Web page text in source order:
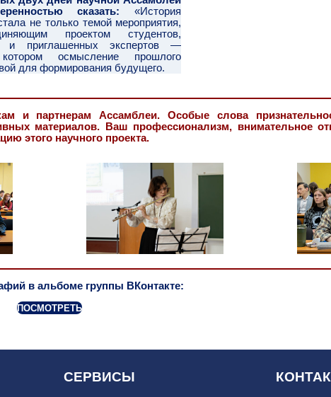
сказать: «История
не только темой мероприятия,
проектом студентов,
и приглашенных экспертов —
осмысление прошлого
для формирования будущего.
и партнерам Ассамблеи. Особые слова
материалов. Ваш профессионализм, внимательное
этого научного проекта.
в альбоме группы ВКонтакте:
ПОСМОТРЕТЬ
СЕРВИСЫ